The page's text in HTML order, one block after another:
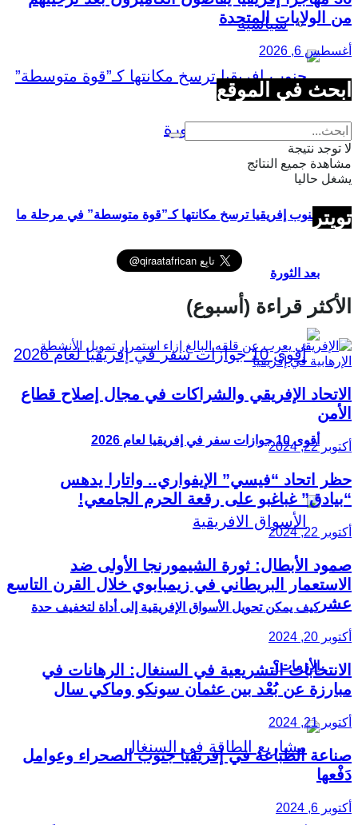
سياسية
جنوب إفريقيا ترسخ مكانتها كـ”قوة متوسطة” في مرحلة ما
بعد الثورة
أقوى 10 جوازات سفر في إفريقيا لعام 2026
كيف يمكن تحويل الأسواق الإفريقية إلى أداة لتخفيف حدة
الأزمات؟
من الولايات المتحدة
أغسطس 6, 2026
ابحث في الموقع
لا توجد نتيجة
مشاهدة جميع النتائج
يشغل حاليا
تويتر
الأكثر قراءة (أسبوع)
الاتحاد الإفريقي والشراكات في مجال إصلاح قطاع
الأمن
أكتوبر 22, 2024
حظر اتحاد “فيسي” الإيفواري.. واتارا يدهس
“بيادق” غباغبو على رقعة الحرم الجامعي!
أكتوبر 22, 2024
صمود الأبطال: ثورة الشيمورنجا الأولى ضد
الاستعمار البريطاني في زيمبابوي خلال القرن التاسع
عشر
أكتوبر 20, 2024
الانتخابات التشريعية في السنغال: الرهانات في
مبارزة عن بُعْد بين عثمان سونكو وماكي سال
أكتوبر 21, 2024
صناعة الطباعة في إفريقيا جنوب الصحراء وعوامل
دَفْعها
أكتوبر 6, 2024